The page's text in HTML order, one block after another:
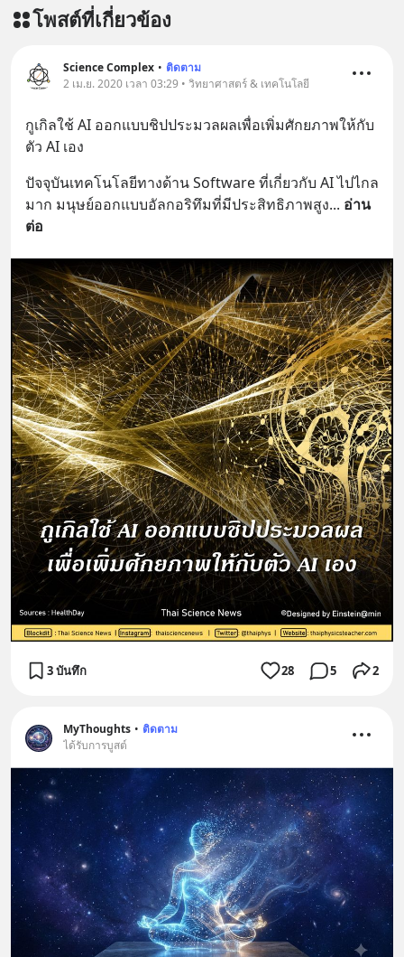
โพสต์ที่เกี่ยวข้อง
Science Complex • ติดตาม
2 เม.ย. 2020 เวลา 03:29 • วิทยาศาสตร์ & เทคโนโลยี
กูเกิลใช้ AI ออกแบบชิปประมวลผลเพื่อเพิ่มศักยภาพให้กับ
ตัว AI เอง
ปัจจุบันเทคโนโลยีทางด้าน Software ที่เกี่ยวกับ AI ไปไกล
มาก มนุษย์ออกแบบอัลกอริทึมที่มีประสิทธิภาพสูง... อ่าน
ต่อ
3 บันทึก 28 5 2
MyThoughts • ติดตาม
ได้รับการบูสต์